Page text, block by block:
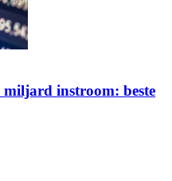
instroom: beste